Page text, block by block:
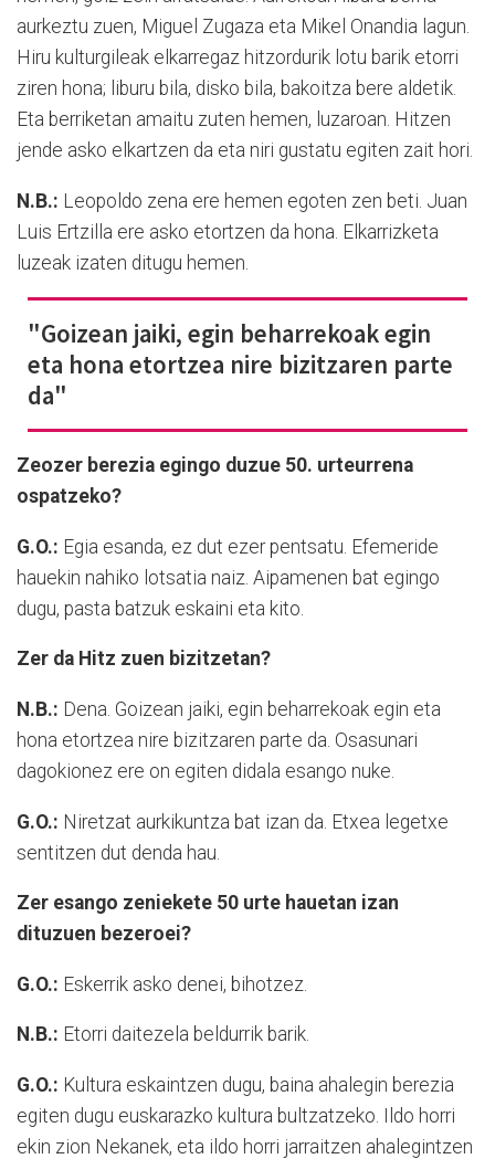
aurkeztu zuen, Miguel Zugaza eta Mikel Onandia lagun.
Hiru kulturgileak elkarregaz hitzordurik lotu barik etorri
ziren hona; liburu bila, disko bila, bakoitza bere aldetik.
Eta berriketan amaitu zuten hemen, luzaroan. Hitzen
jende asko elkartzen da eta niri gustatu egiten zait hori.
N.B.: Leopoldo zena ere hemen egoten zen beti. Juan
Luis Ertzilla ere asko etortzen da hona. Elkarrizketa
luzeak izaten ditugu hemen.
"Goizean jaiki, egin beharrekoak egin
eta hona etortzea nire bizitzaren parte
da"
Zeozer berezia egingo duzue 50. urteurrena
ospatzeko?
G.O.: Egia esanda, ez dut ezer pentsatu. Efemeride
hauekin nahiko lotsatia naiz. Aipamenen bat egingo
dugu, pasta batzuk eskaini eta kito.
Zer da Hitz zuen bizitzetan?
N.B.: Dena. Goizean jaiki, egin beharrekoak egin eta
hona etortzea nire bizitzaren parte da. Osasunari
dagokionez ere on egiten didala esango nuke.
G.O.: Niretzat aurkikuntza bat izan da. Etxea legetxe
sentitzen dut denda hau.
Zer esango zeniekete 50 urte hauetan izan
dituzuen bezeroei?
G.O.: Eskerrik asko denei, bihotzez.
N.B.: Etorri daitezela beldurrik barik.
G.O.: Kultura eskaintzen dugu, baina ahalegin berezia
egiten dugu euskarazko kultura bultzatzeko. Ildo horri
ekin zion Nekanek, eta ildo horri jarraitzen ahalegintzen